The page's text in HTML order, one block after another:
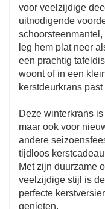
voor veelzijdige
uitnodigende
leg hem plat neer
een prachtig
woont of in een
kerstdeurkrans
Deze winterkrans
maar ook voor
andere
tijdloos
Met zijn duurzame
veelzijdige stijl is
perfecte
genieten.